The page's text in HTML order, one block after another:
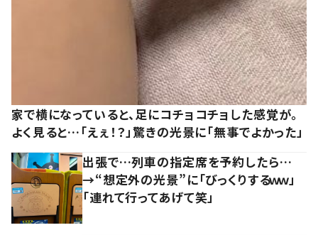
家で横になっていると、足にコチョコチョした感覚が。
よく見ると…「えぇ！？」驚きの光景に「無事でよかった」
出張で…列車の指定席を予約したら…
→“想定外の光景”に「びっくりするｗｗ」
「連れて行ってあげて笑」